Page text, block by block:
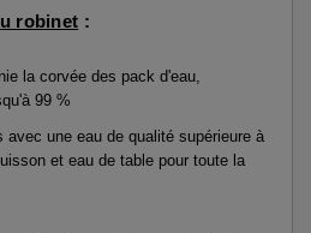
robinet :
la corvée des pack d'eau,
99 %
une eau de qualité supérieure à
et eau de table pour toute la